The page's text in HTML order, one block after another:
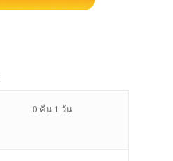
0 คืน 1 วัน